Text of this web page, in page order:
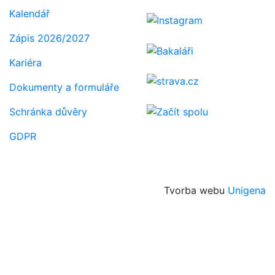
Kalendář
Zápis 2026/2027
Kariéra
Dokumenty a formuláře
Schránka důvěry
GDPR
Tvorba webu Unigena